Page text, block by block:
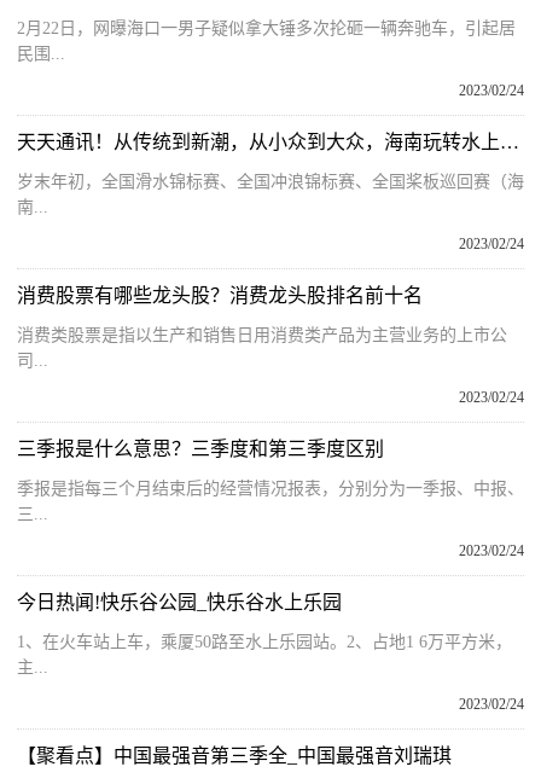
2月22日，网曝海口一男子疑似拿大锤多次抡砸一辆奔驰车，引起居
民围...
2023/02/24
天天通讯！从传统到新潮，从小众到大众，海南玩转水上运动！
岁末年初，全国滑水锦标赛、全国冲浪锦标赛、全国桨板巡回赛（海
南...
2023/02/24
消费股票有哪些龙头股？消费龙头股排名前十名
​消费类股票是指以生产和销售日用消费类产品为主营业务的上市公
司...
2023/02/24
三季报是什么意思？三季度和第三季度区别
季报是指每三个月结束后的经营情况报表，分别分为一季报、中报、
三...
2023/02/24
今日热闻!快乐谷公园_快乐谷水上乐园
1、在火车站上车，乘厦50路至水上乐园站。2、占地1 6万平方米，
主...
2023/02/24
【聚看点】中国最强音第三季全_中国最强音刘瑞琪